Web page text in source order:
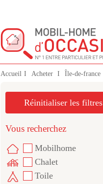
Accueil Acheter Île-de-france
Réinitialiser les filtres
Vous recherchez
Mobilhome
Chalet
Toile